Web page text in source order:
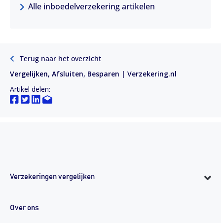
Alle inboedelverzekering artikelen
Terug naar het overzicht
Vergelijken, Afsluiten, Besparen | Verzekering.nl
Artikel delen:
Verzekeringen vergelijken
Over ons